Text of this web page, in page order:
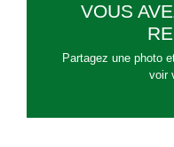
VOUS
Partagez une photo
voir